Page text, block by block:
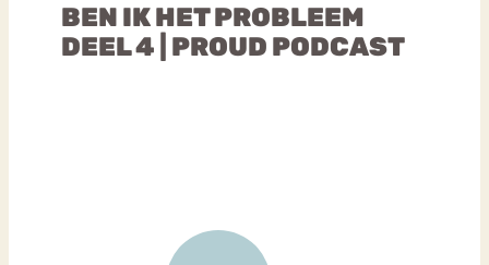
BEN IK HET PROBLEEM
DEEL 4 | PROUD PODCAST